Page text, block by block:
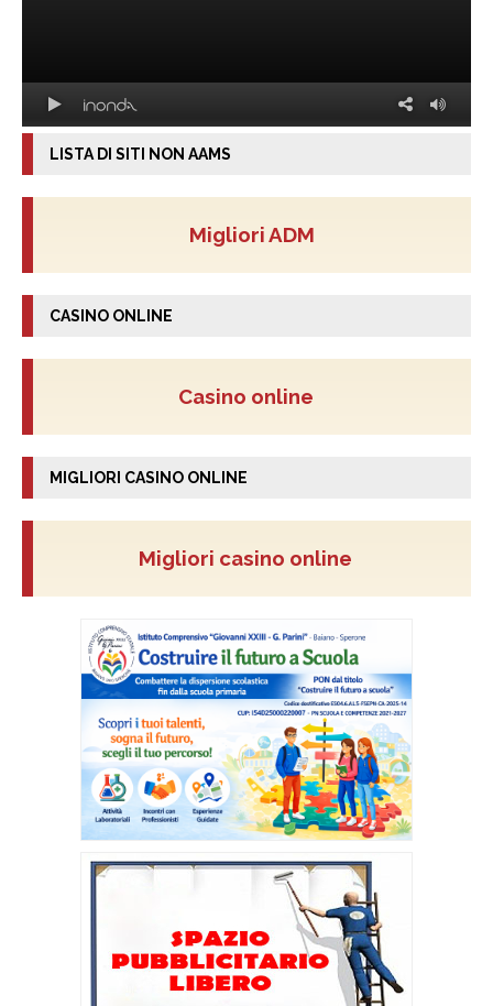
LISTA DI SITI NON AAMS
Migliori ADM
CASINO ONLINE
Casino online
MIGLIORI CASINO ONLINE
Migliori casino online